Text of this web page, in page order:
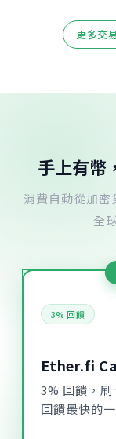
更多交
手上有幣
消費自動從加
全
3% 回饋
Ether.fi
3% 回饋，
回饋最快的